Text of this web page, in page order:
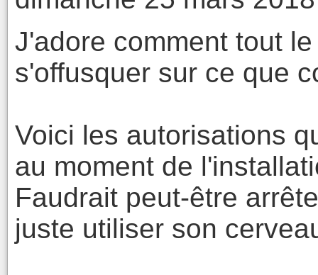
J'adore comment tout
s'offusquer sur ce que
Voici les autorisations
au moment de
Faudrait peut-être
juste utiliser son